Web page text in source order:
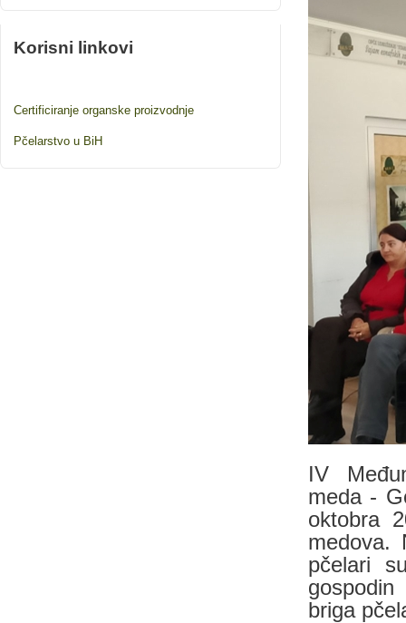
Korisni linkovi
Certificiranje organske proizvodnje
Pčelarstvo u BiH
IV
meda -
oktobra
medova.
pčelari
briga